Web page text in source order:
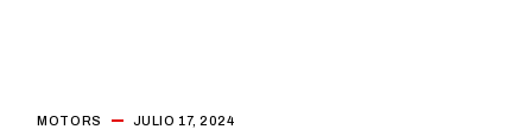
MOTORS JULIO 17, 2024